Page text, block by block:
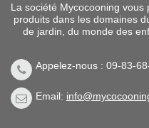
La société Mycocooning
produits dans les domaines
de jardin, du monde des
Appelez-nous : 09-83-
Email: